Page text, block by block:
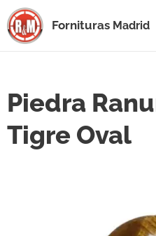
Fornituras Madrid
Piedra
Tigre Oval